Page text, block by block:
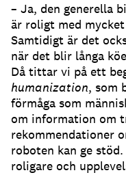
– Ja, den generella
är roligt med
Samtidigt är det
när det blir långa
Då tittar vi på ett
humanization, som
förmåga som
om information om
rekommendationer
roboten kan ge
roligare och